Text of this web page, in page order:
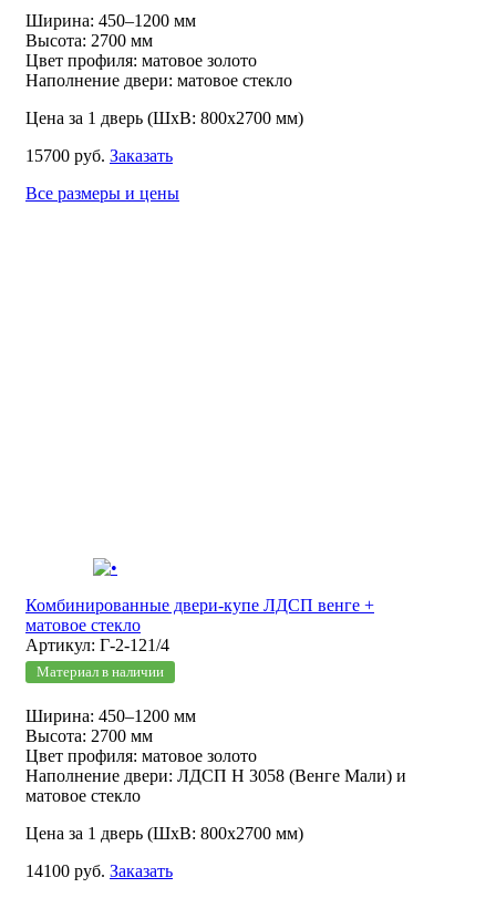
Ширина: 450–1200 мм
Высота: 2700 мм
Цвет профиля: матовое золото
Наполнение двери: матовое стекло
Цена за 1 дверь (ШхВ: 800х2700 мм)
15700 руб. Заказать
Все размеры и цены
Комбинированные двери-купе ЛДСП венге +
матовое стекло
Артикул: Г-2-121/4
Материал в наличии
Ширина: 450–1200 мм
Высота: 2700 мм
Цвет профиля: матовое золото
Наполнение двери: ЛДСП Н 3058 (Венге Мали) и
матовое стекло
Цена за 1 дверь (ШхВ: 800х2700 мм)
14100 руб. Заказать